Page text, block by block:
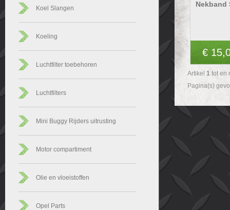
Koel Slangen
Koeling
Luchtfilter toebehoren
Luchtfilters
Mini Buggy Rijders uitrusting
Motor compartiment
Olie en vloeistoffen
Opel Parts
Nekband
€
Artikel 1 tot en
Pagina(s)